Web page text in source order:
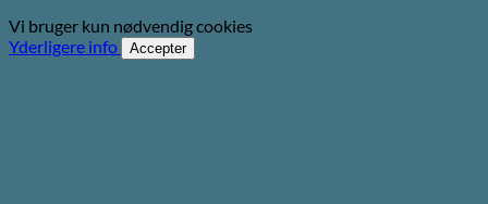
Vi bruger kun nødvendig cookies
Yderligere info
Accepter